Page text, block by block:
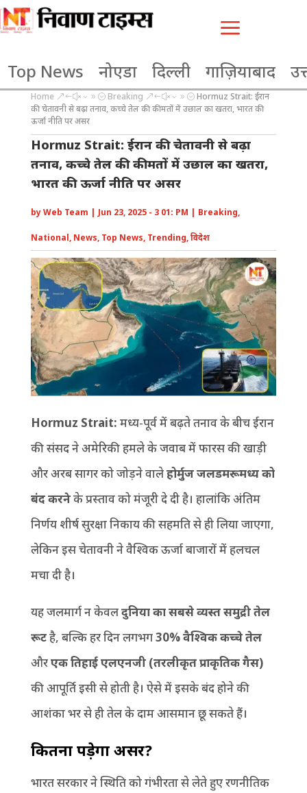
a
Top News नोएडा दिल्ली गाज़ियाबाद
Home &#x39; Breaking &#x39; Hormuz Strait: ईरान
की चेतावनी से बढ़ा तनाव, कच्चे तेल की कीमतों में उछाल का खतरा, भारत की
ऊर्जा नीति पर असर
Hormuz Strait: ईरान की चेतावनी से बढ़ा
तनाव, कच्चे तेल की कीमतों में उछाल का खतरा,
भारत की ऊर्जा नीति पर असर
byWeb Team | Jun 23, 2025 - 3 01: PM | Breaking,
National, News, Top News, Trending,विदेश
Hormuz Strait: मध्य-पूर्व में बढ़ते तनाव के बीच ईरान
की संसद ने अमेरिकी हमले के जवाब में फारस की खाड़ी
और अरब सागर को जोड़ने वालेहोर्मुज जलडमरूमध्य को
बंद करनेके प्रस्ताव को मंजूरी दे दी है। हालांकि अंतिम
निर्णय शीर्ष सुरक्षा निकाय की सहमति से ही लिया जाएगा,
लेकिन इस चेतावनी ने वैश्विक ऊर्जा बाजारों में हलचल
मचा दी है।
यह जलमार्ग न केवलदुनिया का सबसे व्यस्त समुद्री तेल
रूटहै, बल्कि हर दिन लगभग30% वैश्विक कच्चे तेल
औरएक तिहाई एलएनजी (तरलीकृत प्राकृतिक गैस)
की आपूर्ति इसी से होती है। ऐसे में इसके बंद होने की
आशंका भर से ही तेल के दाम आसमान छू सकते हैं।
कितना पड़ेगा असर?
भारत सरकार ने स्थिति को गंभीरता से लेते हुए रणनीतिक